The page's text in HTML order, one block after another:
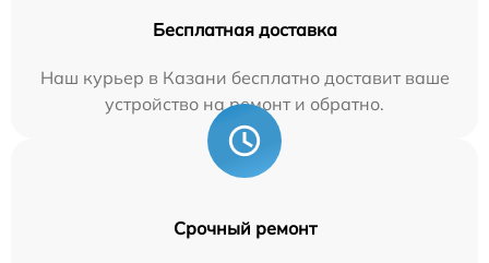
Бесплатная доставка
Наш курьер в Казани бесплатно доставит ваше
устройство на ремонт и обратно.
Срочный ремонт